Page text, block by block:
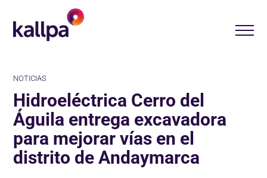
NOTICIAS
Hidroeléctrica Cerro del
Águila entrega excavadora
para mejorar vías en el
distrito de Andaymarca